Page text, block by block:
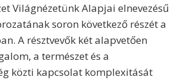
Világnézetünk Alapjai elnevezésű
soron következő részét a
A résztvevők két alapvetően
a természet és a
közti kapcsolat komplexitását